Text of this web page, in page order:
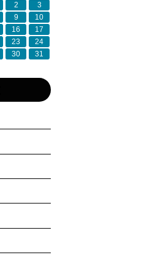
2
3
9
10
16
17
23
24
30 31